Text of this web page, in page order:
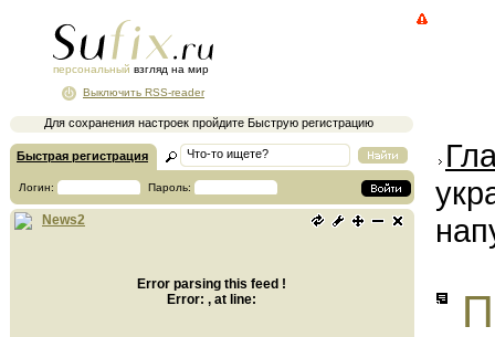
персональный взгляд на мир
Для сохранения настроек пройдите Быструю регистрацию
Выключить RSS-reader
Быстрая регистрация
Логин: Пароль:
News2
Error parsing this feed !
Error: , at line: